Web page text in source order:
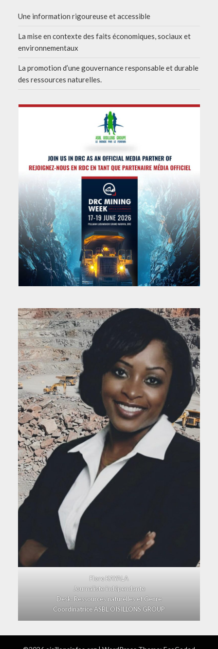
Une information rigoureuse et accessible
La mise en contexte des faits économiques, sociaux et
environnementaux
La promotion d’une gouvernance responsable et durable
des ressources naturelles.
Flore KAYALA
Journaliste indépendante
Desk: Ressources naturelles et Genre
Coordinatrice ASBL OISILLONS GROUP